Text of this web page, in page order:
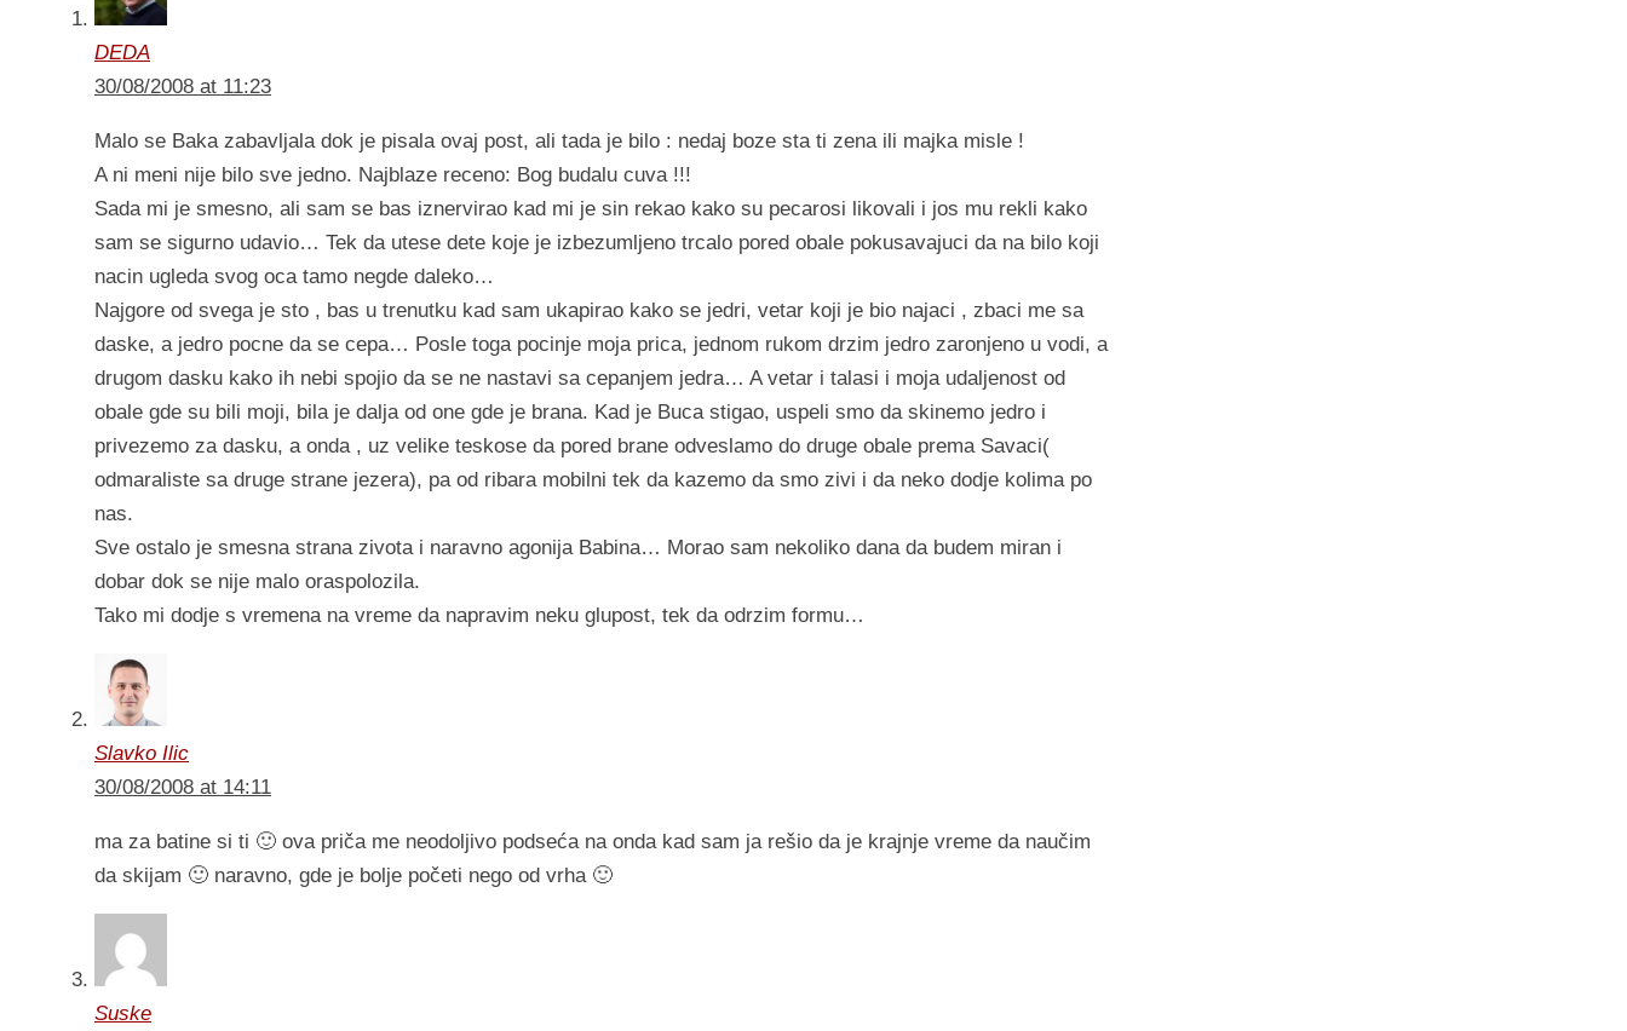
DEDA
30/08/2008 at 11:23
Malo se Baka zabavljala dok je pisala ovaj post, ali tada je bilo : nedaj boze sta ti zena ili majka misle !
A ni meni nije bilo sve jedno. Najblaze receno: Bog budalu cuva !!!
Sada mi je smesno, ali sam se bas iznervirao kad mi je sin rekao kako su pecarosi likovali i jos mu rekli kako
sam se sigurno udavio… Tek da utese dete koje je izbezumljeno trcalo pored obale pokusavajuci da na bilo koji
nacin ugleda svog oca tamo negde daleko…
Najgore od svega je sto , bas u trenutku kad sam ukapirao kako se jedri, vetar koji je bio najaci , zbaci me sa
daske, a jedro pocne da se cepa… Posle toga pocinje moja prica, jednom rukom drzim jedro zaronjeno u vodi, a
drugom dasku kako ih nebi spojio da se ne nastavi sa cepanjem jedra… A vetar i talasi i moja udaljenost od
obale gde su bili moji, bila je dalja od one gde je brana. Kad je Buca stigao, uspeli smo da skinemo jedro i
privezemo za dasku, a onda , uz velike teskose da pored brane odveslamo do druge obale prema Savaci(
odmaraliste sa druge strane jezera), pa od ribara mobilni tek da kazemo da smo zivi i da neko dodje kolima po
nas.
Sve ostalo je smesna strana zivota i naravno agonija Babina… Morao sam nekoliko dana da budem miran i
dobar dok se nije malo oraspolozila.
Tako mi dodje s vremena na vreme da napravim neku glupost, tek da odrzim formu…
Slavko Ilic
30/08/2008 at 14:11
ma za batine si ti 🙂 ova priča me neodoljivo podseća na onda kad sam ja rešio da je krajnje vreme da naučim
da skijam 🙂 naravno, gde je bolje početi nego od vrha 🙂
Suske